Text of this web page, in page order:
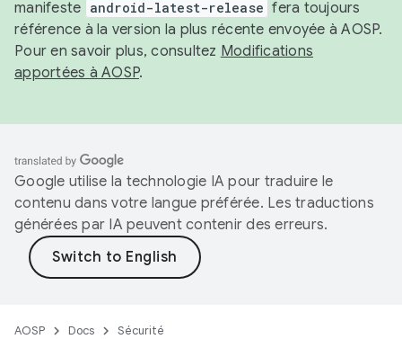
manifeste android-latest-release fera toujours
référence à la version la plus récente envoyée à AOSP.
Pour en savoir plus, consultez Modifications
apportées à AOSP.
Google utilise la technologie IA pour traduire le
contenu dans votre langue préférée. Les traductions
générées par IA peuvent contenir des erreurs.
AOSP Docs Sécurité